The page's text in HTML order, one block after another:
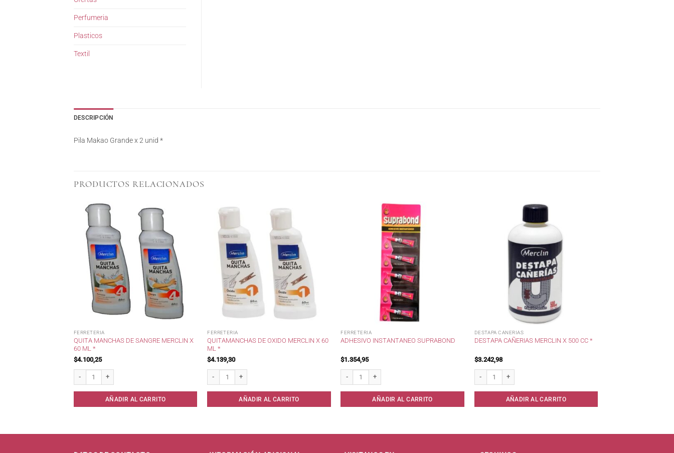
Perfumeria
Plasticos
Textil
DESCRIPCIÓN
Pila Makao Grande x 2 unid *
PRODUCTOS RELACIONADOS
FERRETERIA
QUITA MANCHAS DE SANGRE MERCLIN X
60 ML *
$4.100,25
AÑADIR AL CARRITO
FERRETERIA
QUITAMANCHAS DE OXIDO MERCLIN X 60
ML *
$4.139,30
AÑADIR AL CARRITO
FERRETERIA
ADHESIVO INSTANTANEO SUPRABOND
$1.354,95
AÑADIR AL CARRITO
DESTAPA CANERIAS
DESTAPA CAÑERIAS MERCLIN X 500 CC *
$3.242,98
AÑADIR AL CARRITO